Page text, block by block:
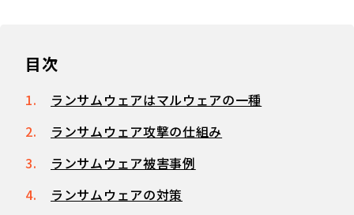
目次
ランサムウェアはマルウェアの一種
ランサムウェア攻撃の仕組み
ランサムウェア被害事例
ランサムウェアの対策